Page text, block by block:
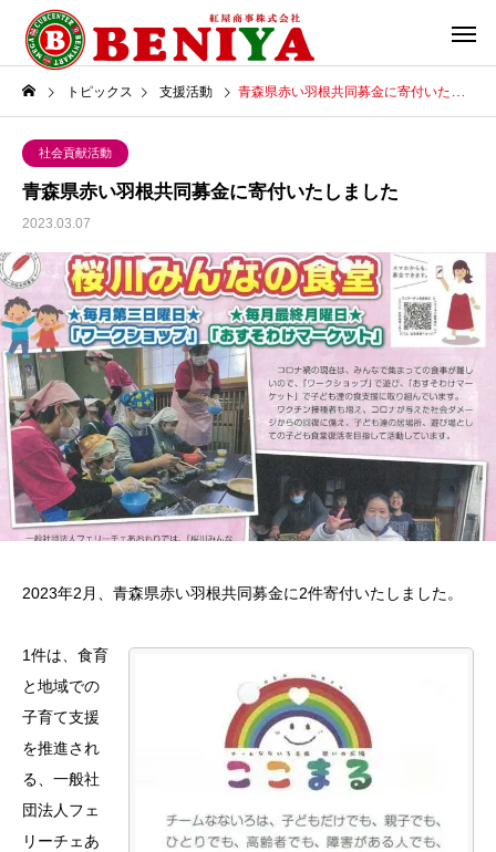
トピックス 支援活動 青森県赤い羽根共同募金に寄付いたしました
社会貢献活動
青森県赤い羽根共同募金に寄付いたしました
2023.03.07
2023年2月、青森県赤い羽根共同募金に2件寄付いたしました。
1件は、食育
と地域での
子育て支援
を推進され
る、一般社
団法人フェ
リーチェあ